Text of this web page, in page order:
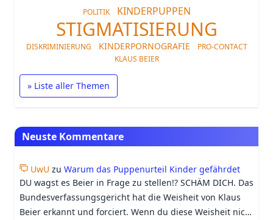
POLITIK KINDERPUPPEN
STIGMATISIERUNG
DISKRIMINIERUNG KINDERPORNOGRAFIE
PRO-CONTACT
KLAUS BEIER
» Liste aller Themen
Neuste Kommentare
UwU zu Warum das Puppenurteil Kinder gefährdet
DU wagst es Beier in Frage zu stellen!? SCHÄM DICH. Das
Bundesverfassungsgericht hat die Weisheit von Klaus
Beier erkannt und forciert. Wenn du diese Weisheit nicht